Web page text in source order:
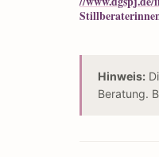
Hinweis:
Beratung.